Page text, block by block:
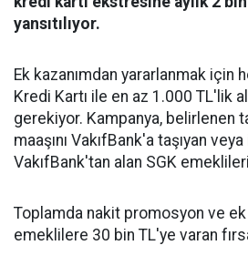
yansıtılıyor.
Ek kazanımdan yararlanmak için
Kredi Kartı ile en az 1.000 TL'lik
gerekiyor. Kampanya, belirlenen
maaşını VakıfBank'a taşıyan
VakıfBank'tan alan SGK
Toplamda nakit promosyon ve
emeklilere 30 bin TL'ye varan